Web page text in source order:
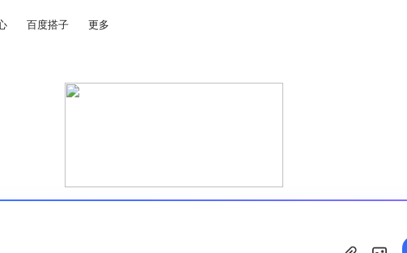
百度搭子 更多